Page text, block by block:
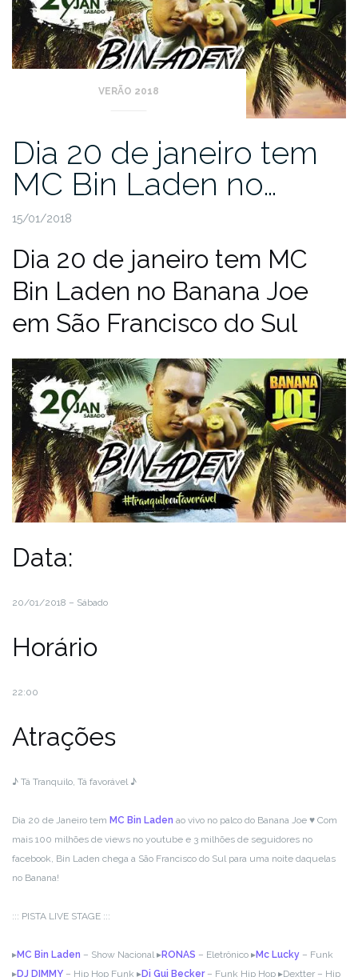
VERÃO 2018
Dia 20 de janeiro tem
MC Bin Laden no…
15/01/2018
Dia 20 de janeiro tem MC
Bin Laden no Banana Joe
em São Francisco do Sul
Data:
20/01/2018 – Sábado
Horário
22:00
Atrações
♪ Tá Tranquilo, Tá favorável ♪
Dia 20 de Janeiro tem MC Bin Laden ao vivo no palco do Banana Joe ♥ Com
mais 100 milhões de views no youtube e 3 milhões de seguidores no
facebook, Bin Laden chega a São Francisco do Sul para uma noite daquelas
no Banana!
::: PISTA LIVE STAGE :::
▸MC Bin Laden – Show Nacional▸RONAS – Eletrônico ▸Mc Lucky – Funk
▸DJ DIMMY – Hip Hop Funk ▸Dj Gui Becker– Funk Hip Hop ▸Dextter – Hip